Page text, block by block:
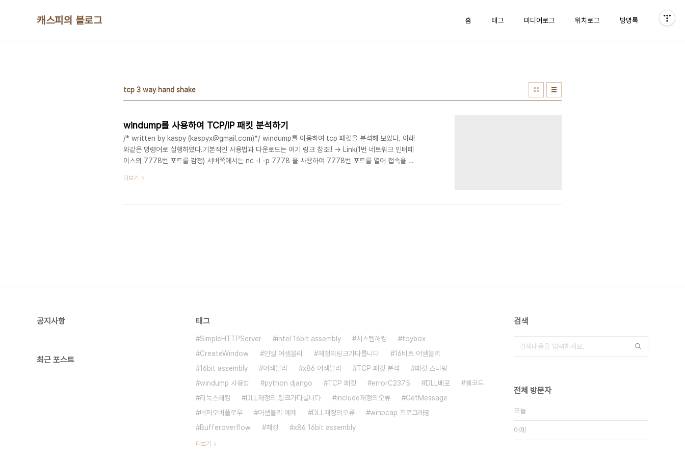
캐스피의 블로그 홈 태그 미디어로그 위치로그 방명록
tcp 3 way hand shake
windump를 사용하여 TCP/IP 패킷 분석하기
/* written by kaspy (kaspyx@gmail.com)*/ windump를 이용하여 tcp 패킷을 분석해 보았다. 아래
와같은 명령어로 실행하였다.기본적인 사용법과 다운로드는 여기 링크 참조!! -> Link(1번 네트워크 인터페
이스의 7778번 포트를 감청) 서버쪽에서는 nc -l -p 7778 을 사용하여 7778번 포트를 열어 접속을 기
자열을 보내고 ctr + c 하여 접속을 끊었다.(윈도우 클라이언트) TCP 통신 패킷 분석tcp/ip 통신은 안정
다. 일명 3 Way Handsh..
더보기
공지사항
최근 포스트
태그
SimpleHTTPServer intel 16bit assembly 시스템해킹
toybox
CreateWindow
인텔 어셈블리 재정의링크가다릅니다
16비트 어셈블리
16bit assembly
어셈블리 x86 어셈블리 TCP 패킷 분석
패킷 스니핑
windump 사용법
python django TCP 패킷 errorC2375 DLL배포
쉘코드
리눅스해킹
DLL재정의.링크가다릅니다 include재정의오류
GetMessage
버퍼오버플로우
어셈블리 예제 DLL재정의오류
winpcap 프로그래밍
Bufferoverflow
해킹 x86 16bit assembly
더보기
검색
전체 방문자
오늘
어제